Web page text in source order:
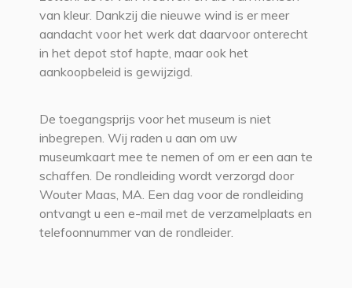
van kleur. Dankzij die nieuwe wind is er meer
aandacht voor het werk dat daarvoor onterecht
in het depot stof hapte, maar ook het
aankoopbeleid is gewijzigd.
De toegangsprijs voor het museum is niet
inbegrepen. Wij raden u aan om uw
museumkaart mee te nemen of om er een aan te
schaffen. De rondleiding wordt verzorgd door
Wouter Maas, MA. Een dag voor de rondleiding
ontvangt u een e-mail met de verzamelplaats en
telefoonnummer van de rondleider.